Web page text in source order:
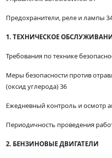
Предохранители, реле и лампы
1. ТЕХНИЧЕСКОЕ
Требования по технике
Меры безопасности против
(оксид углерода) 36
Ежедневный контроль и осмотр
Периодичность проведения
2. БЕНЗИНОВЫЕ ДВИГАТЕЛИ